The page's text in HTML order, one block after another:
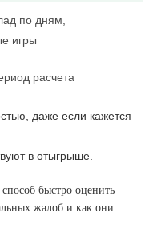
по дням,
игры
расчета
даже если кажется
в отыгрыше.
быстро оценить
жалоб и как они